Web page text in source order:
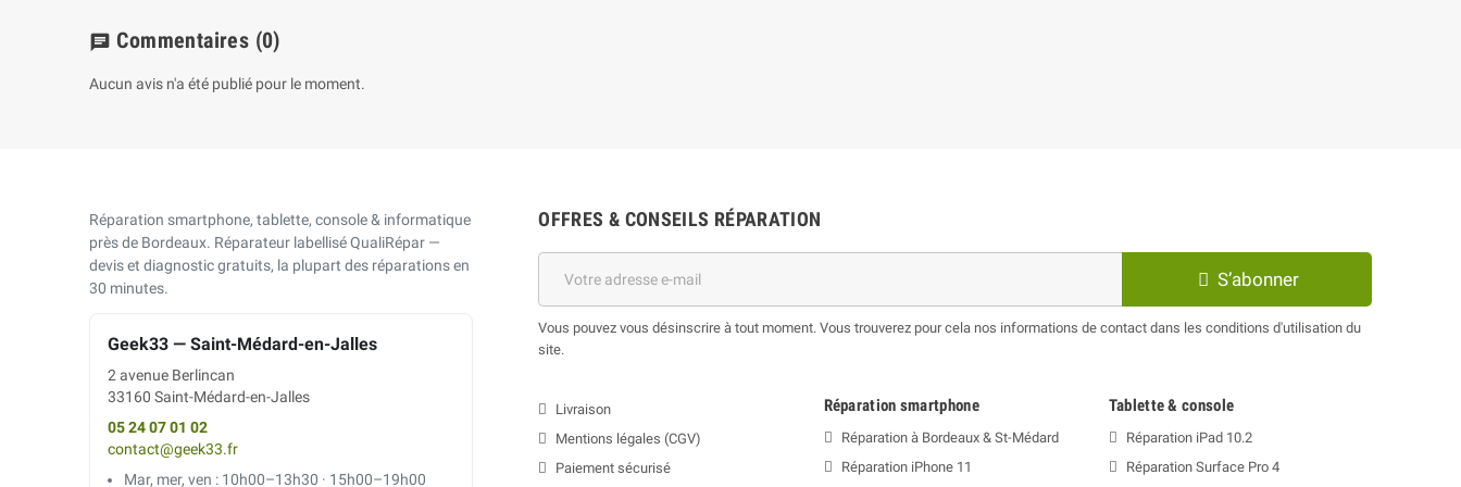
chat Commentaires (0)
Aucun avis n'a été publié pour le moment.
Réparation smartphone, tablette, console & informatique
près de Bordeaux. Réparateur labellisé QualiRépar —
devis et diagnostic gratuits, la plupart des réparations en
30 minutes.
Geek33 — Saint-Médard-en-Jalles
2 avenue Berlincan
33160 Saint-Médard-en-Jalles
05 24 07 01 02
contact@geek33.fr
Mar, mer, ven : 10h00–13h30 · 15h00–19h00
OFFRES & CONSEILS RÉPARATION
S’abonner
Vous pouvez vous désinscrire à tout moment. Vous trouverez pour cela nos informations de contact dans les conditions d'utilisation du
site.
Livraison
Mentions légales (CGV)
Paiement sécurisé
Réparation smartphone
Réparation à Bordeaux & St-Médard
Réparation iPhone 11
Tablette & console
Réparation iPad 10.2
Réparation Surface Pro 4